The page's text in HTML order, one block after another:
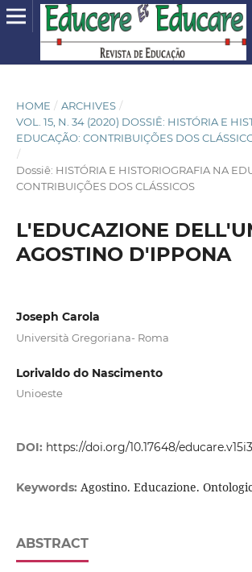
HOME / ARCHIVES /
VOL. 15, N. 34 (2020) DOSSIÊ: HISTÓRIA E
EDUCAÇÃO: CONTRIBUIÇÕES DOS
/
Dossiê: HISTÓRIA E HISTORIOGRAFIA NA
CONTRIBUIÇÕES DOS CLÁSSICOS
L'EDUCAZIONE
AGOSTINO D'IPPONA
Joseph Carola
Università Gregoriana- Roma
Lorivaldo do Nascimento
Unioeste
DOI: https://doi.org/10.17648/
Keywords: Agostino. Educazione.
ABSTRACT